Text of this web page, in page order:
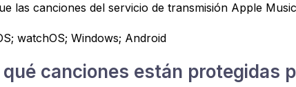
las canciones del servicio de transmisión Apple
watchOS; Windows; Android
canciones están protegidas